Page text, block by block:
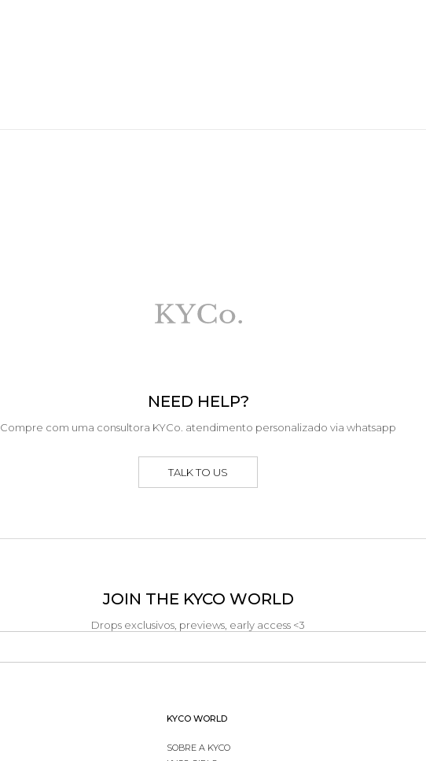
NEED HELP?
Compre com uma consultora KYCo. atendimento personalizado via whatsapp
TALK TO US
JOIN THE KYCO WORLD
Drops exclusivos, previews, early access <3
KYCO WORLD
SOBRE A KYCO